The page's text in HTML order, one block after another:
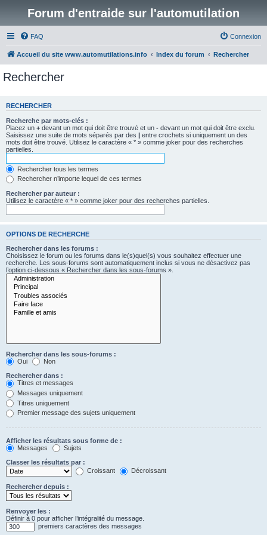
Forum d'entraide sur l'automutilation
FAQ Connexion
Accueil du site www.automutilations.info Index du forum Rechercher
Rechercher
RECHERCHER
Recherche par mots-clés :
Placez un + devant un mot qui doit être trouvé et un - devant un mot qui doit être exclu.
Saisissez une suite de mots séparés par des | entre crochets si uniquement un des
mots doit être trouvé. Utilisez le caractère « * » comme joker pour des recherches
partielles.
Rechercher tous les termes
Rechercher n’importe lequel de ces termes
Rechercher par auteur :
Utilisez le caractère « * » comme joker pour des recherches partielles.
OPTIONS DE RECHERCHE
Rechercher dans les forums :
Choisissez le forum ou les forums dans le(s)quel(s) vous souhaitez effectuer une
recherche. Les sous-forums sont automatiquement inclus si vous ne désactivez pas
l’option ci-dessous « Rechercher dans les sous-forums ».
Rechercher dans les sous-forums :
Oui
Non
Rechercher dans :
Titres et messages
Messages uniquement
Titres uniquement
Premier message des sujets uniquement
Afficher les résultats sous forme de :
Messages
Sujets
Classer les résultats par :
Croissant
Décroissant
Rechercher depuis :
Renvoyer les :
Définir à 0 pour afficher l’intégralité du message.
premiers caractères des messages